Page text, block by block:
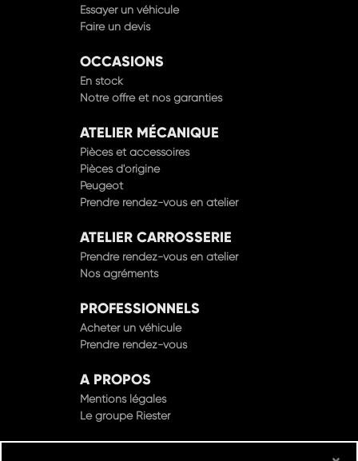
Essayer un véhicule
Faire un devis
OCCASIONS
En stock
Notre offre et nos garanties
ATELIER MÉCANIQUE
Pièces et accessoires
Pièces d'origine
Peugeot
Prendre rendez-vous en atelier
ATELIER CARROSSERIE
Prendre rendez-vous en atelier
Nos agréments
PROFESSIONNELS
Acheter un véhicule
Prendre rendez-vous
A PROPOS
Mentions légales
Le groupe Riester